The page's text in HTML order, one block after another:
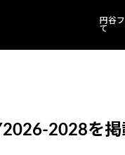
円谷
て
2028を